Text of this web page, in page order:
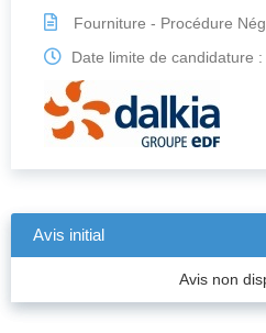
Fourniture - Procédure
Date limite de candidature :
Avis initial
Avis non